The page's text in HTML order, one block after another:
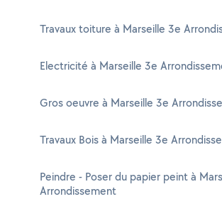
Travaux toiture à Marseille 3e
Electricité à Marseille 3e
Gros oeuvre à Marseille 3e
Travaux Bois à Marseille 3e
Peindre - Poser du papier peint à
Arrondissement